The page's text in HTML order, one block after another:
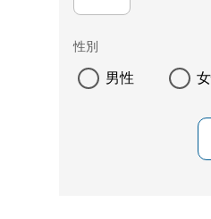
性別
男性